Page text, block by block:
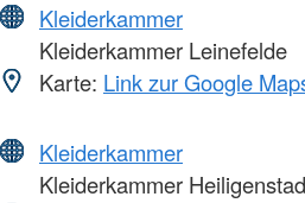
Kleiderkammer
Kleiderkammer Leinefelde
Karte: Link zur Google
Kleiderkammer
Kleiderkammer